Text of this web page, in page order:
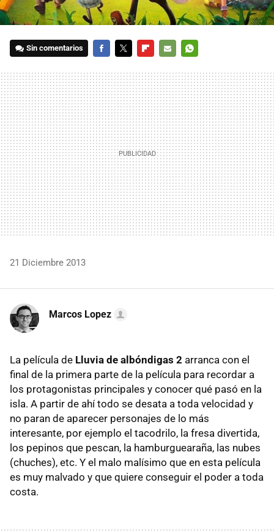
Sin comentarios
MAIL
21 Diciembre 2013
Marcos Lopez
La película de Lluvia de albóndigas 2 arranca con el
final de la primera parte de la película para recordar a
los protagonistas principales y conocer qué pasó en la
isla. A partir de ahí todo se desata a toda velocidad y
no paran de aparecer personajes de lo más
interesante, por ejemplo el tacodrilo, la fresa divertida,
los pepinos que pescan, la hamburguearaña, las nubes
(chuches), etc. Y el malo malísimo que en esta película
es muy malvado y que quiere conseguir el poder a toda
costa.